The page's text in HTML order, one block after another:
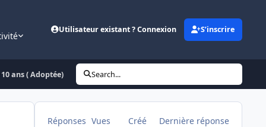
Utilisateur existant ? Connexion S’inscrire
ans ( Adoptée) Search...
Réponses Vues Créé Dernière réponse